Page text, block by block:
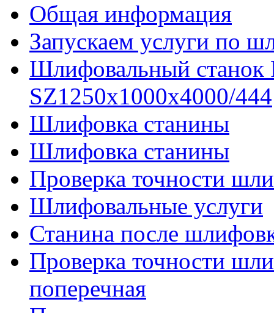
Общая информация
Запускаем услуги по
Шлифовальный
SZ1250x1000x4000/444
Шлифовка станины
Шлифовка станины
Проверка точности
Шлифовальные услуги
Станина после
Проверка точности
поперечная